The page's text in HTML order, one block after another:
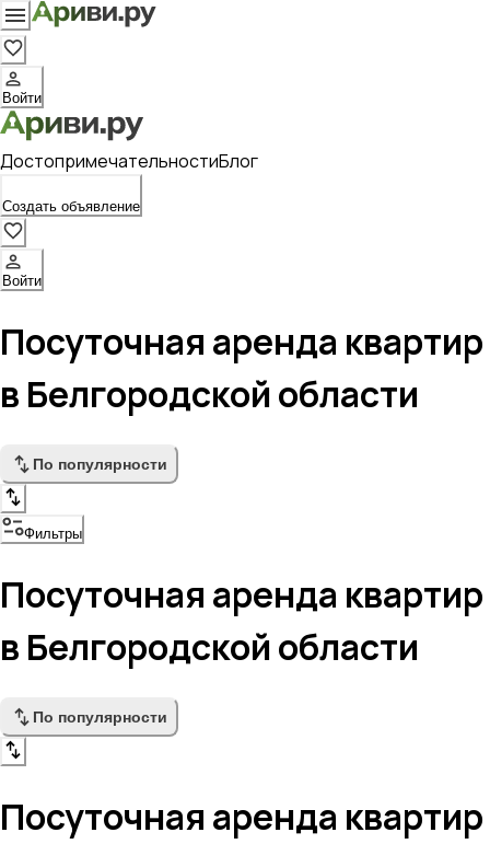
Войти
ДостопримечательностиБлог
Создать объявление
Войти
Посуточная аренда квартир
в Белгородской области
По популярности
Фильтры
Посуточная аренда квартир
в Белгородской области
По популярности
Посуточная аренда квартир